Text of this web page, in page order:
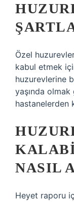
Özel
kabul etmek
huzurevlerine
yaşında olmak
hastanelerden
NASIL
Heyet raporu